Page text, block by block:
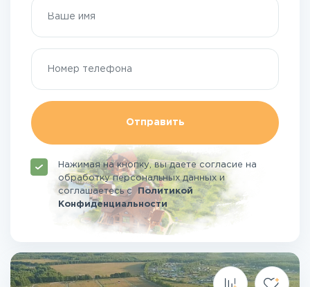
Отправить
Нажимая на кнопку, вы даете согласие на
обработку персональных данных и
соглашаетесьсПолитикой
Конфиденциальности